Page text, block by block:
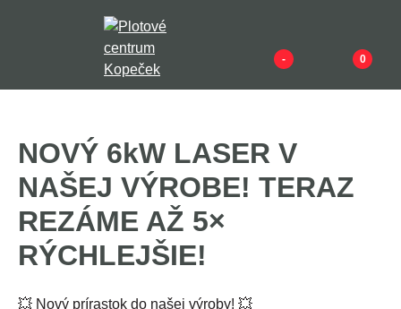
- 0
NOVÝ 6kW LASER V
NAŠEJ VÝROBE! TERAZ
REZÁME AŽ 5×
RÝCHLEJŠIE!
💥 Nový prírastok do našej výroby! 💥